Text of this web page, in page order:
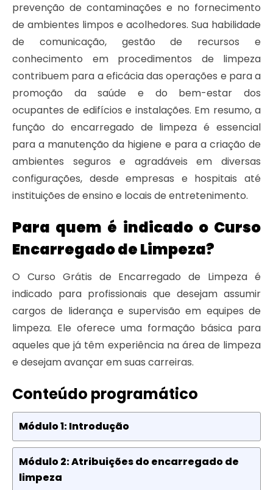
prevenção de contaminações e no fornecimento
de ambientes limpos e acolhedores. Sua habilidade
de comunicação, gestão de recursos e
conhecimento em procedimentos de limpeza
contribuem para a eficácia das operações e para a
promoção da saúde e do bem-estar dos
ocupantes de edifícios e instalações. Em resumo, a
função do encarregado de limpeza é essencial
para a manutenção da higiene e para a criação de
ambientes seguros e agradáveis em diversas
configurações, desde empresas e hospitais até
instituições de ensino e locais de entretenimento.
Para quem é indicado o Curso
Encarregado de Limpeza?
O Curso Grátis de Encarregado de Limpeza é
indicado para profissionais que desejam assumir
cargos de liderança e supervisão em equipes de
limpeza. Ele oferece uma formação básica para
aqueles que já têm experiência na área de limpeza
e desejam avançar em suas carreiras.
Conteúdo programático
Módulo 1: Introdução
Módulo 2: Atribuições do encarregado de
limpeza